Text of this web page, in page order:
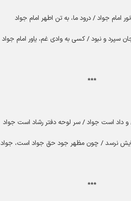
امام جواد / درود ما، به تن اطهر امام جواد
سپرد و نبود / کسى به وادى غم، یاور امام جواد
***
داد است جواد / سر لوحه دفتر رشاد است جواد
نرسد / چون مظهر جود حق جواد است، جواد
***